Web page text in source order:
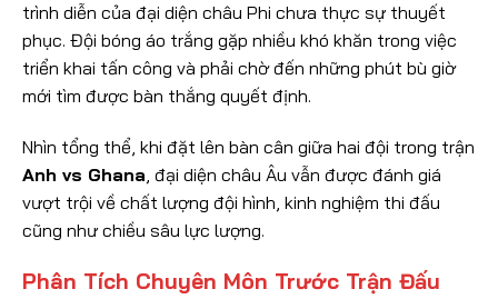
trình diễn của đại diện châu Phi chưa thực sự thuyết
phục. Đội bóng áo trắng gặp nhiều khó khăn trong việc
triển khai tấn công và phải chờ đến những phút bù giờ
mới tìm được bàn thắng quyết định.
Nhìn tổng thể, khi đặt lên bàn cân giữa hai đội trong trận
Anh vs Ghana , đại diện châu Âu vẫn được đánh giá
vượt trội về chất lượng đội hình, kinh nghiệm thi đấu
cũng như chiều sâu lực lượng.
Phân Tích Chuyên Môn Trước Trận Đấu